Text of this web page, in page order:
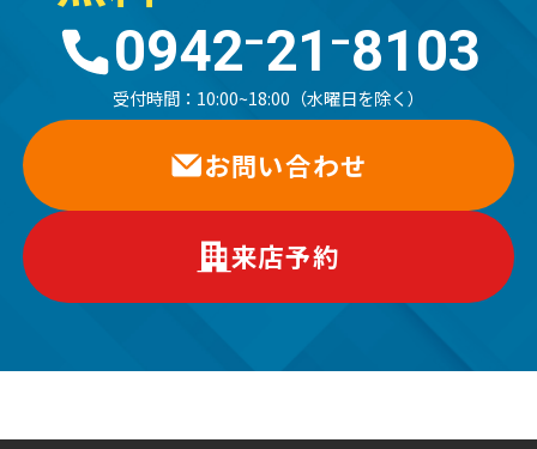
0942⁻21⁻8103
受付時間： 10:00~18:00（水曜日を除く）
お問い合わせ
来店予約